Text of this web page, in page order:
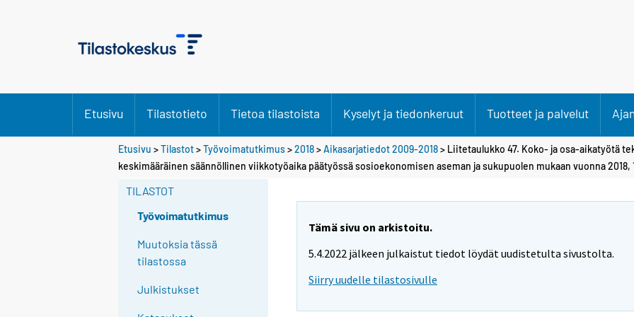
Etusivu Tilastotieto Tietoa tilastoista Kyselyt ja tiedonkeruut Tuotteet ja palvelut
Etusivu >Tilastot>Työvoimatutkimus>2018>Aikasarjatiedot 2009-2018> Liitetaulukko 47. Koko- ja osa-aikatyötä
keskimääräinen säännöllinen viikkotyöaika päätyössä sosioekonomisen aseman ja sukupuolen mukaan vuonna 2018,
TILASTOT
Työvoimatutkimus
Muutoksia tässä
tilastossa
Julkistukset
Tämä sivu on arkistoitu.
5.4.2022 jälkeen julkaistut tiedot löydät uudistetulta sivustolta.
Siirry uudelle tilastosivulle